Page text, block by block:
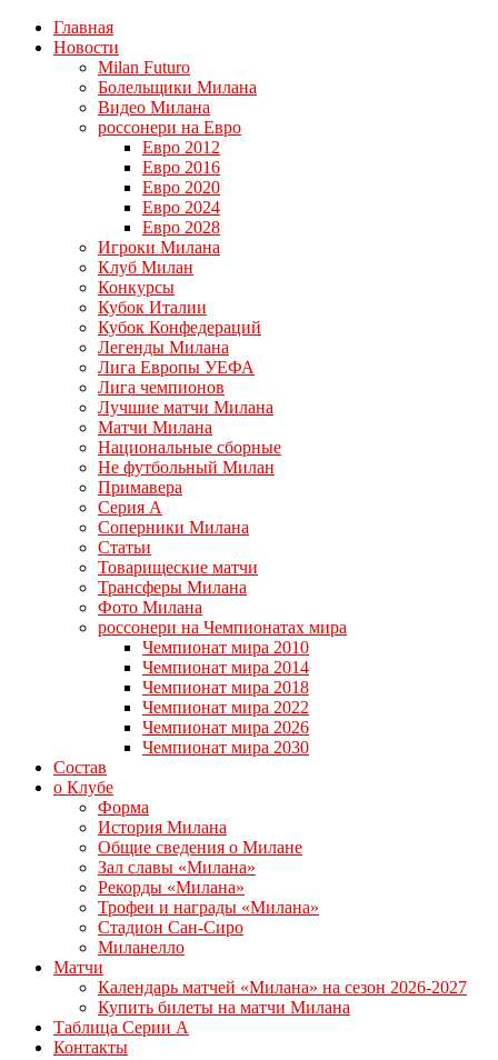
Главная
Новости
Milan Futuro
Болельщики Милана
Видео Милана
россонери на Евро
Евро 2012
Евро 2016
Евро 2020
Евро 2024
Евро 2028
Игроки Милана
Клуб Милан
Конкурсы
Кубок Италии
Кубок Конфедераций
Легенды Милана
Лига Европы УЕФА
Лига чемпионов
Лучшие матчи Милана
Матчи Милана
Национальные сборные
Не футбольный Милан
Примавера
Серия А
Соперники Милана
Статьи
Товарищеские матчи
Трансферы Милана
Фото Милана
россонери на Чемпионатах мира
Чемпионат мира 2010
Чемпионат мира 2014
Чемпионат мира 2018
Чемпионат мира 2022
Чемпионат мира 2026
Чемпионат мира 2030
Состав
о Клубе
Форма
История Милана
Общие сведения о Милане
Зал славы «Милана»
Рекорды «Милана»
Трофеи и награды «Милана»
Стадион Сан-Сиро
Миланелло
Матчи
Календарь матчей «Милана» на сезон 2026-2027
Купить билеты на матчи Милана
Таблица Серии А
Контакты